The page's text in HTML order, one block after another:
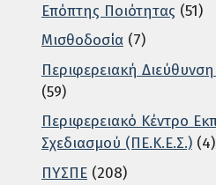
Επόπτης Ποιότητας (51)
Μισθοδοσία (7)
Περιφερειακή
(59)
Περιφερειακό Κέντρο
Σχεδιασμού (ΠΕ.Κ.Ε.Σ.) (4)
ΠΥΣΠΕ (208)